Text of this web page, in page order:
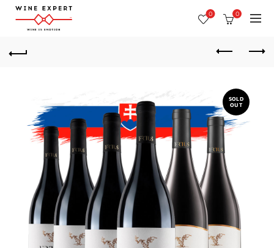
0 0
SOLD
OUT